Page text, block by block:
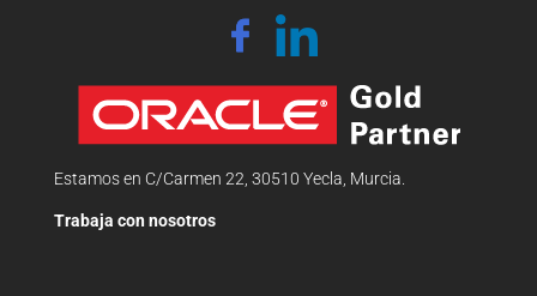
Estamos en C/Carmen 22, 30510 Yecla, Murcia.
Trabaja con nosotros